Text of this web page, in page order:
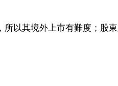
以其境外上市有難度；股